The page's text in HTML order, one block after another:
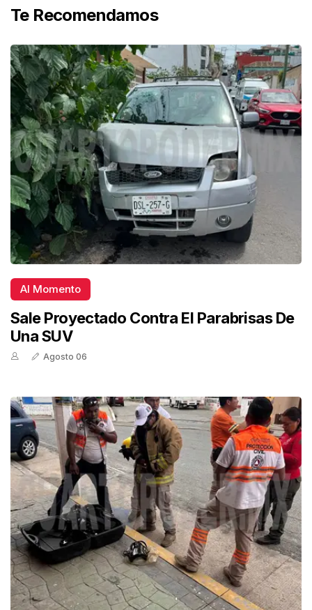
Te Recomendamos
Al Momento
Sale Proyectado Contra El Parabrisas De
Una SUV
Agosto 06